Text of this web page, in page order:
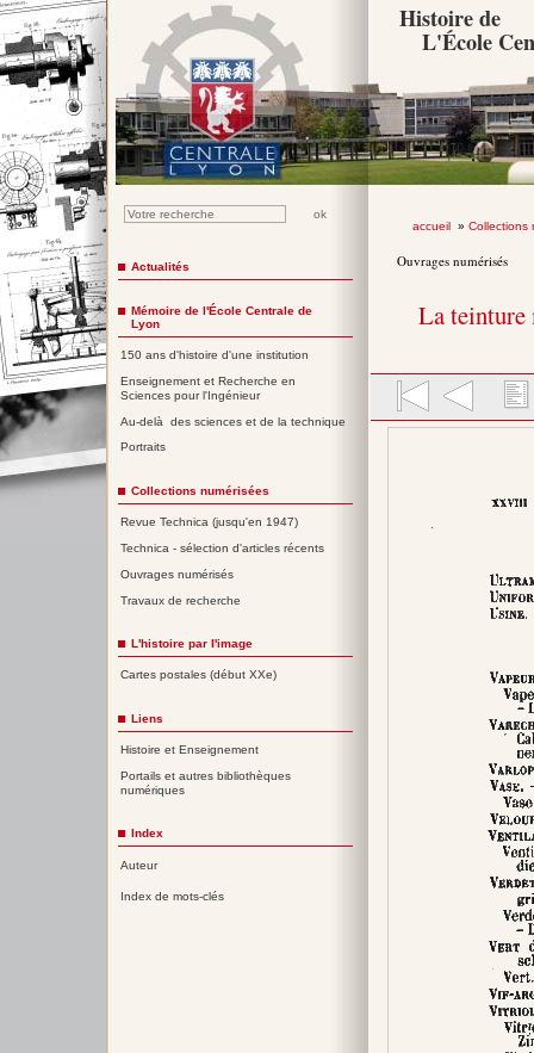
Histoire de
L'École
accueil» Collections
Ouvrages numérisés
La teinture
Actualités
Mémoire de l'École Centrale de
Lyon
150 ans d'histoire d'une institution
Enseignement et Recherche en
Sciences pour l'Ingénieur
Au-delà des sciences et de la technique
Portraits
Collections numérisées
Revue Technica (jusqu'en 1947)
Technica - sélection d'articles récents
Ouvrages numérisés
Travaux de recherche
L'histoire par l'image
Cartes postales (début XXe)
Liens
Histoire et Enseignement
Portails et autres bibliothèques
numériques
Index
Auteur
Index de mots-clés